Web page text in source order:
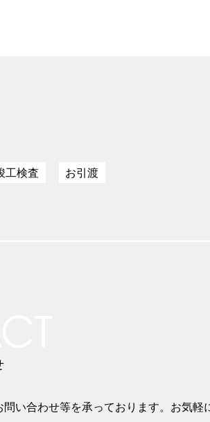
工検査 お引渡
い合わせ等を承っております。お気軽